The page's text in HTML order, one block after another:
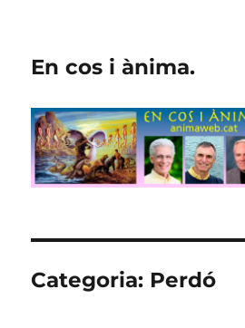
En cos i ànima.
Categoria: Perdó